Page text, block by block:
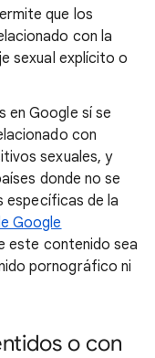
que los
con la
sexual explícito o
en Google sí se
con
sexuales, y
donde no se
de la
Google
este contenido sea
pornográfico ni
o con